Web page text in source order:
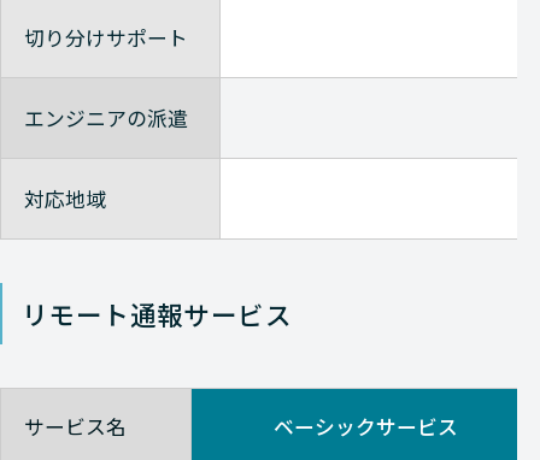
切り分けサポート
エンジニアの派遣
対応地域
リモート通報サービス
サービス名 ベーシックサービス